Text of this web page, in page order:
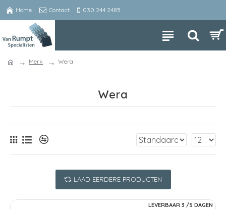
Home Contact 030 244 2485
Merk Wera
Wera
LAAD EERDERE PRODUCTEN
LEVERBAAR 3 /5 DAGEN